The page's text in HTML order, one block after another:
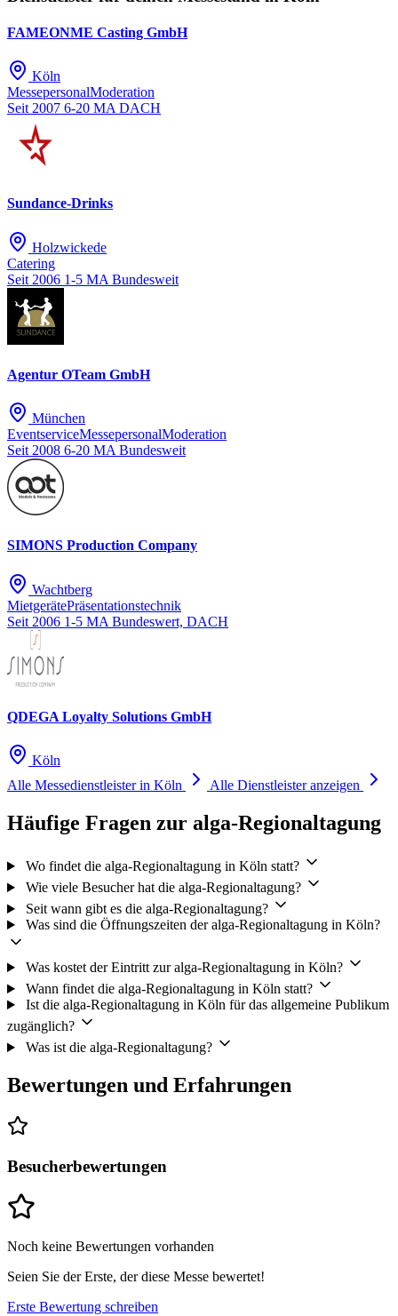
FAMEONME Casting GmbH
Köln
MessepersonalModeration
Seit 2007 6-20 MA DACH
Sundance-Drinks
Holzwickede
Catering
Seit 2006 1-5 MA Bundesweit
Agentur OTeam GmbH
München
EventserviceMessepersonalModeration
Seit 2008 6-20 MA Bundesweit
SIMONS Production Company
Wachtberg
MietgerätePräsentationstechnik
Seit 2006 1-5 MA Bundeswert, DACH
QDEGA Loyalty Solutions GmbH
Köln
Alle Messedienstleister in Köln
Alle Dienstleister anzeigen
Häufige Fragen zur alga-Regionaltagung
Wo findet die alga-Regionaltagung in Köln statt?
Wie viele Besucher hat die alga-Regionaltagung?
Seit wann gibt es die alga-Regionaltagung?
Was sind die Öffnungszeiten der alga-Regionaltagung in Köln?
Was kostet der Eintritt zur alga-Regionaltagung in Köln?
Wann findet die alga-Regionaltagung in Köln statt?
Ist die alga-Regionaltagung in Köln für das allgemeine Publikum
zugänglich?
Was ist die alga-Regionaltagung?
Bewertungen und Erfahrungen
Besucherbewertungen
Noch keine Bewertungen vorhanden
Seien Sie der Erste, der diese Messe bewertet!
Erste Bewertung schreiben